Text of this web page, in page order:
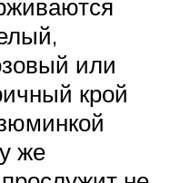
или
крой
же